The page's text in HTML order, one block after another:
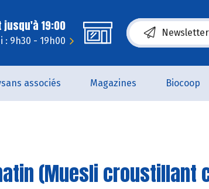
jusqu'à 19:00
: 9h30 - 19h00
Newsletter
(s’ouvre dans
associés Magazines Biocoop
(Muesli croustillant